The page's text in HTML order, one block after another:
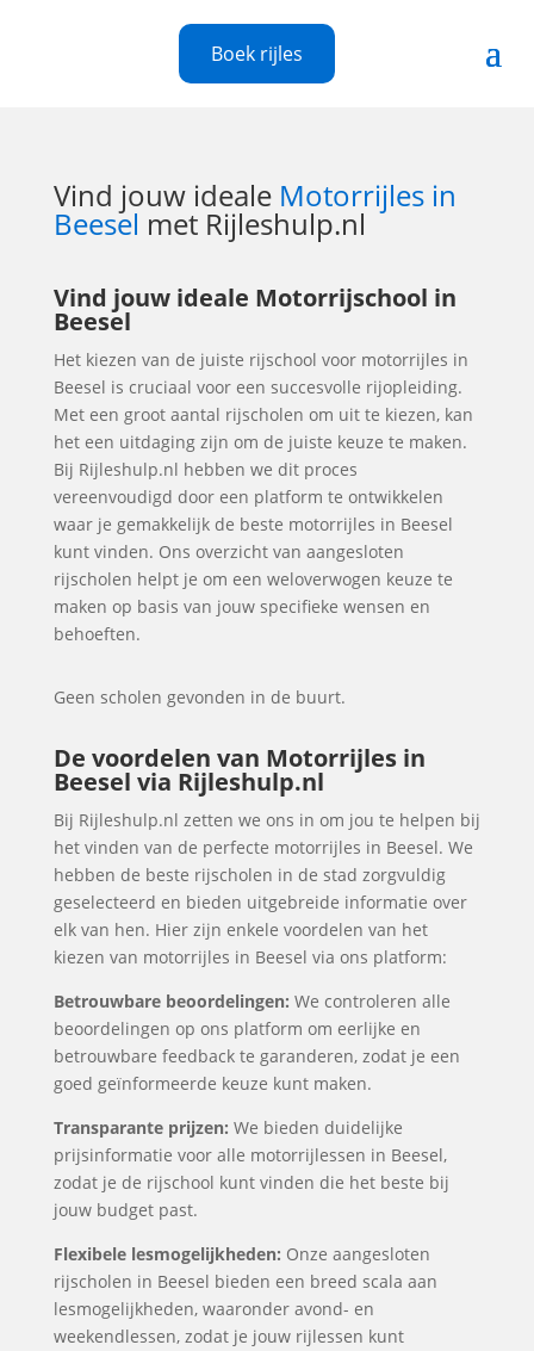
Boek rijles
Vind jouw ideale Motorrijles in
Beesel met Rijleshulp.nl
Vind jouw ideale Motorrijschool in
Beesel
Het kiezen van de juiste rijschool voor motorrijles in
Beesel is cruciaal voor een succesvolle rijopleiding.
Met een groot aantal rijscholen om uit te kiezen, kan
het een uitdaging zijn om de juiste keuze te maken.
Bij Rijleshulp.nl hebben we dit proces
vereenvoudigd door een platform te ontwikkelen
waar je gemakkelijk de beste motorrijles in Beesel
kunt vinden. Ons overzicht van aangesloten
rijscholen helpt je om een weloverwogen keuze te
maken op basis van jouw specifieke wensen en
behoeften.
Geen scholen gevonden in de buurt.
De voordelen van Motorrijles in
Beesel via Rijleshulp.nl
Bij Rijleshulp.nl zetten we ons in om jou te helpen bij
het vinden van de perfecte motorrijles in Beesel. We
hebben de beste rijscholen in de stad zorgvuldig
geselecteerd en bieden uitgebreide informatie over
elk van hen. Hier zijn enkele voordelen van het
kiezen van motorrijles in Beesel via ons platform:
Betrouwbare beoordelingen: We controleren alle
beoordelingen op ons platform om eerlijke en
betrouwbare feedback te garanderen, zodat je een
goed geïnformeerde keuze kunt maken.
Transparante prijzen: We bieden duidelijke
prijsinformatie voor alle motorrijlessen in Beesel,
zodat je de rijschool kunt vinden die het beste bij
jouw budget past.
Flexibele lesmogelijkheden: Onze aangesloten
rijscholen in Beesel bieden een breed scala aan
lesmogelijkheden, waaronder avond- en
weekendlessen, zodat je jouw rijlessen kunt